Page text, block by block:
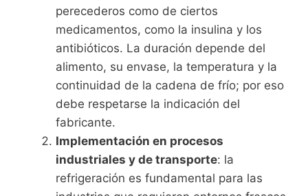
perecederos como de ciertos
medicamentos, como la insulina y los
antibióticos. La duración depende del
alimento, su envase, la temperatura y la
continuidad de la cadena de frío; por eso
debe respetarse la indicación del
fabricante.
Implementación en procesos
industriales y de transporte: la
refrigeración es fundamental para las